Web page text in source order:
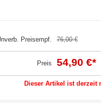
Preisempf. 76,00 €
Preis 54,90 €*
Dieser Artikel ist derzeit